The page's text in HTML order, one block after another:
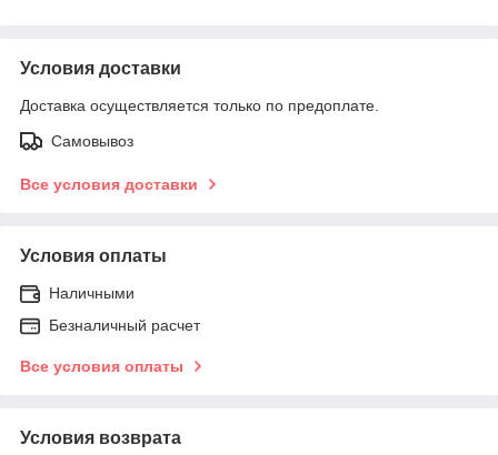
Условия доставки
Доставка осуществляется только по предоплате.
Самовывоз
Все условия доставки
Условия оплаты
Наличными
Безналичный расчет
Все условия оплаты
Условия возврата